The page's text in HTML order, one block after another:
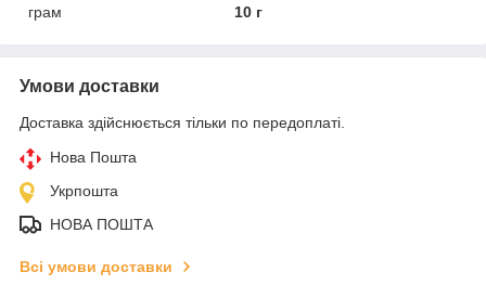
грам
10 г
Умови доставки
Доставка здійснюється тільки по передоплаті.
Нова Пошта
Укрпошта
НОВА ПОШТА
Всі умови доставки